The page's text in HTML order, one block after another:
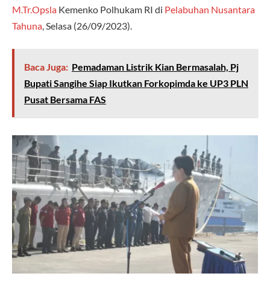
M.Tr.Opsla Kemenko Polhukam RI di Pelabuhan Nusantara
Tahuna, Selasa (26/09/2023).
Baca Juga: Pemadaman Listrik Kian Bermasalah, Pj
Bupati Sangihe Siap Ikutkan Forkopimda ke UP3 PLN
Pusat Bersama FAS